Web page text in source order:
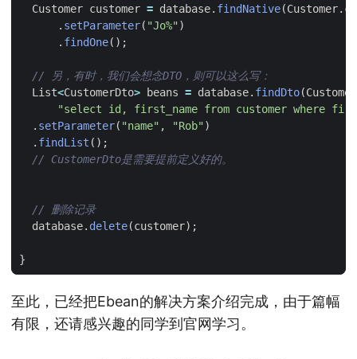
Customer customer = database. findNative(Customer.
. setParameter( "Jo%")
. findOne();
// 另，有时，我们会想念DTO，则可以这么写：
List<CustomerDto> beans = database. findDto(
"select id, first_name from customer where
. setParameter( "name" , "Rob")
. findList ();
// CustomerDto是需要提前定义好的。
// 删除记录
database. delete(customer);
}
至此，已经把Ebean的解决方案介绍完成，由于篇幅
有限，还请感兴趣的同学到官网学习。